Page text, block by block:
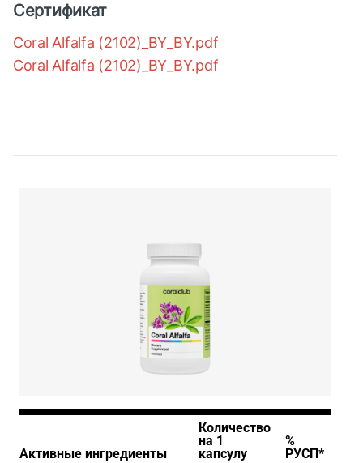
Сертификат
Coral Alfalfa (2102)_BY_BY.pdf
Coral Alfalfa (2102)_BY_BY.pdf
Активные ингредиенты
Количество
на 1
капсулу
%
РУСП*